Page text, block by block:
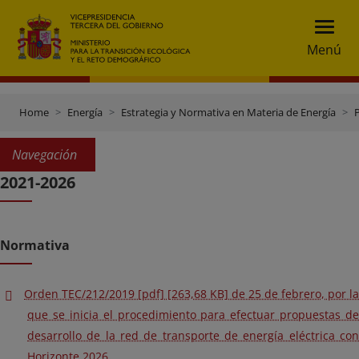
Menú
Home Energía Estrategia y Normativa en Materia de Energía
Navegación
2021-2026
Normativa
Orden TEC/212/2019 [pdf] [263,68 KB] de 25 de febrero, por la
que se inicia el procedimiento para efectuar propuestas de
desarrollo de la red de transporte de energía eléctrica con